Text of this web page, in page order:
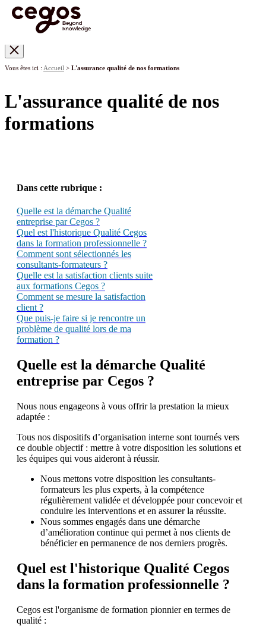
Vous êtes ici : Accueil > L'assurance qualité de nos formations
L'assurance qualité de nos
formations
Dans cette rubrique :
Quelle est la démarche Qualité
entreprise par Cegos ?
Quel est l'historique Qualité Cegos
dans la formation professionnelle ?
Comment sont sélectionnés les
consultants-formateurs ?
Quelle est la satisfaction clients suite
aux formations Cegos ?
Comment se mesure la satisfaction
client ?
Que puis-je faire si je rencontre un
problème de qualité lors de ma
formation ?
Quelle est la démarche Qualité
entreprise par Cegos ?
Nous nous engageons à vous offrir la prestation la mieux
adaptée :
Tous nos dispositifs d’organisation interne sont tournés vers
ce double objectif : mettre à votre disposition les solutions et
les équipes qui vous aideront à réussir.
Nous mettons votre disposition les consultants-
formateurs les plus experts, à la compétence
régulièrement validée et développée pour concevoir et
conduire les interventions et en assurer la réussite.
Nous sommes engagés dans une démarche
d’amélioration continue qui permet à nos clients de
bénéficier en permanence de nos derniers progrès.
Quel est l'historique Qualité Cegos
dans la formation professionnelle ?
Cegos est l'organisme de formation pionnier en termes de
qualité :